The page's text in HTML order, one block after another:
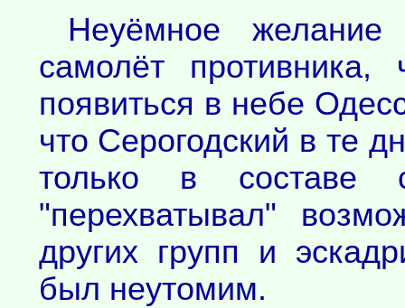
Неуёмное желание
самолёт
появиться в небе
что Серогодский в те
только в составе
"перехватывал"
других групп и
был неутомим.